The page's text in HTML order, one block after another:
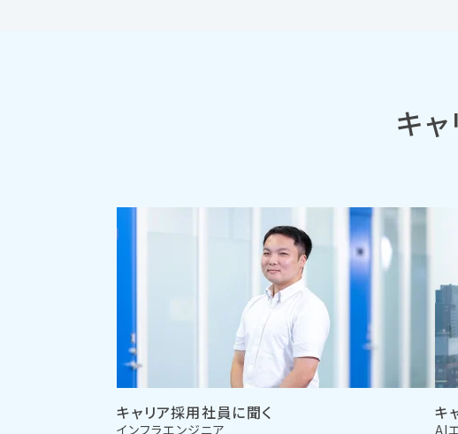
キ
キャリア採用社員に聞く
インフラエンジニア
キ
AI